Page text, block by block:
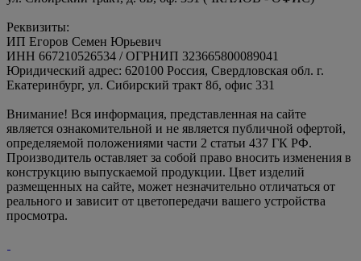
Реквизиты:
ИП Егоров Семен Юрьевич
ИНН 667210526534 / ОГРНИП 323665800089041
Юридический адрес: 620100 Россия, Свердловская обл. г.
Екатеринбург, ул. Сибирский тракт 8б, офис 331
Внимание! Вся информация, представленная на сайте
является ознакомительной и не является публичной офертой,
определяемой положениями части 2 статьи 437 ГК РФ.
Производитель оставляет за собой право вносить изменения в
конструкцию выпускаемой продукции. Цвет изделий
размещенных на сайте, может незначительно отличаться от
реального и зависит от цветопередачи вашего устройства
просмотра.